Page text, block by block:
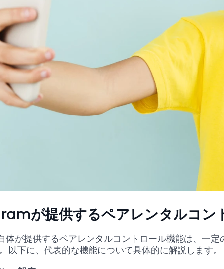
が提供するペアレンタルコン
体が提供するペアレンタルコントロール機能は、一
以下に、代表的な機能について具体的に解説します。